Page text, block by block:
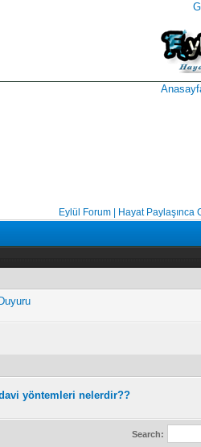
Eylül Forum | Hayat Paylaşınca
yöntemleri nelerdir??
Search: